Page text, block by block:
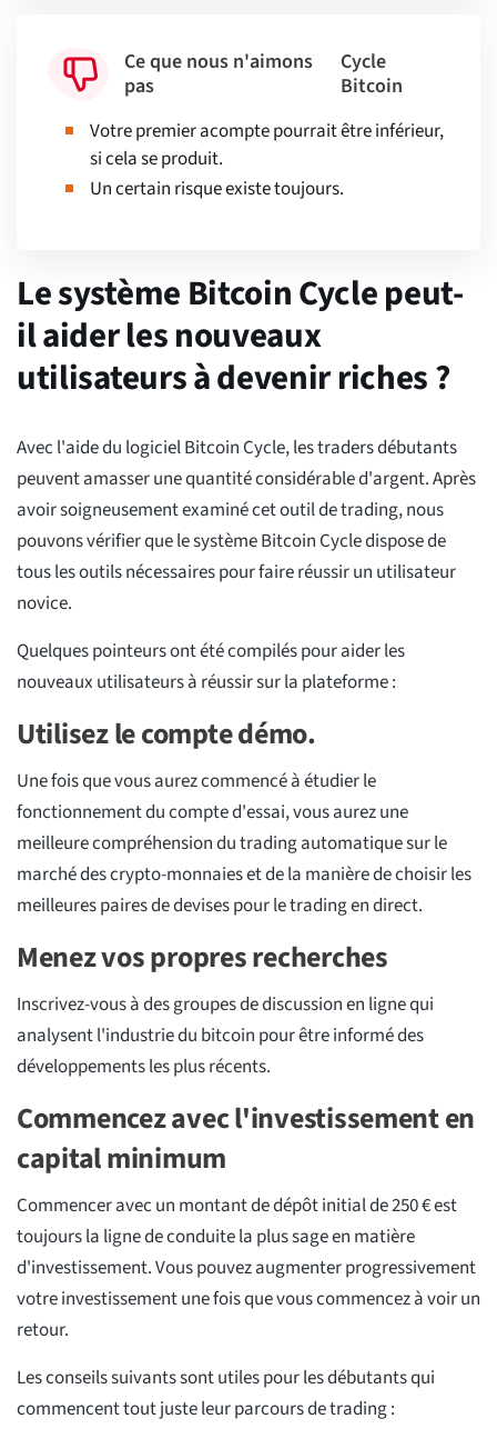
Ce que nous n'aimons
pas
Cycle
Bitcoin
Votre premier acompte pourrait être inférieur,
si cela se produit.
Un certain risque existe toujours.
Le système Bitcoin Cycle peut-
il aider les nouveaux
utilisateurs à devenir riches ?
Avec l'aide du logiciel Bitcoin Cycle, les traders débutants
peuvent amasser une quantité considérable d'argent. Après
avoir soigneusement examiné cet outil de trading, nous
pouvons vérifier que le système Bitcoin Cycle dispose de
tous les outils nécessaires pour faire réussir un utilisateur
novice.
Quelques pointeurs ont été compilés pour aider les
nouveaux utilisateurs à réussir sur la plateforme :
Utilisez le compte démo.
Une fois que vous aurez commencé à étudier le
fonctionnement du compte d'essai, vous aurez une
meilleure compréhension du trading automatique sur le
marché des crypto-monnaies et de la manière de choisir les
meilleures paires de devises pour le trading en direct.
Menez vos propres recherches
Inscrivez-vous à des groupes de discussion en ligne qui
analysent l'industrie du bitcoin pour être informé des
développements les plus récents.
Commencez avec l'investissement en
capital minimum
Commencer avec un montant de dépôt initial de 250 € est
toujours la ligne de conduite la plus sage en matière
d'investissement. Vous pouvez augmenter progressivement
votre investissement une fois que vous commencez à voir un
retour.
Les conseils suivants sont utiles pour les débutants qui
commencent tout juste leur parcours de trading :